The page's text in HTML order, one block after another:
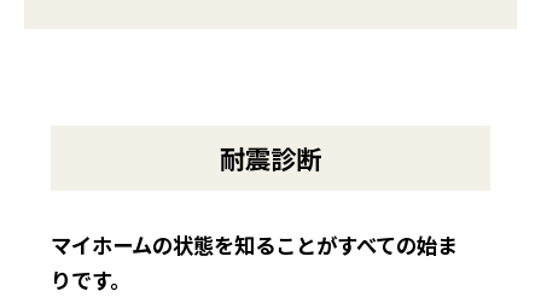
耐震診断
マイホームの状態を知ることがすべての始ま
りです。